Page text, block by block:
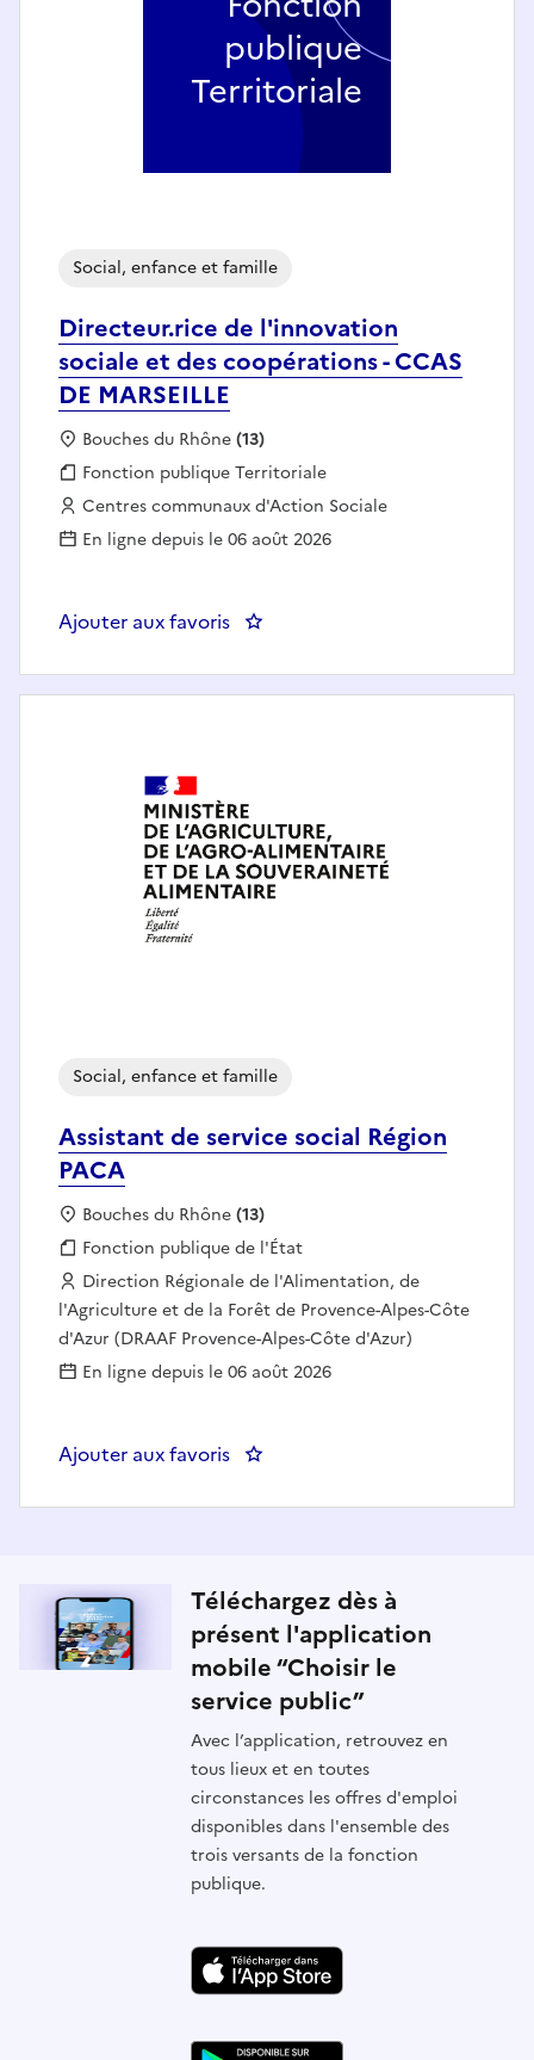
Directeur.rice de l'innovation
sociale et des coopérations - CCAS
DE MARSEILLE
Social, enfance et famille
Localisation :
Bouches du Rhône(13)
Fonction publique :
Fonction publique Territoriale
Employeur :
Centres communaux d'Action Sociale
En ligne depuis le 06 août 2026
Ajouter aux favoris : Directeur.rice de l'innovation
publique
Territoriale
Assistant de service social Région
PACA
Social, enfance et famille
Localisation :
Bouches du Rhône(13)
Fonction publique :
Fonction publique de l'État
Employeur :
Direction Régionale de l'Alimentation, de
l'Agriculture et de la Forêt de Provence-Alpes-Côte
d'Azur (DRAAF Provence-Alpes-Côte d'Azur)
En ligne depuis le 06 août 2026
Ajouter aux favoris : Assistant de service social
Téléchargez dès à
présent l'application
mobile “Choisir le
service public”
Avec l’application, retrouvez en
tous lieux et en toutes
circonstances les offres d'emploi
disponibles dans l'ensemble des
trois versants de la fonction
publique.